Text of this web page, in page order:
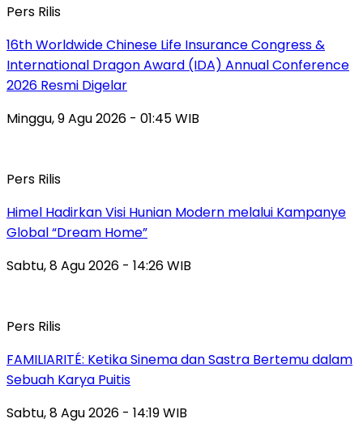
Pers Rilis
16th Worldwide Chinese Life Insurance Congress &
International Dragon Award (IDA) Annual Conference
2026 Resmi Digelar
Minggu, 9 Agu 2026 - 01:45 WIB
Pers Rilis
Himel Hadirkan Visi Hunian Modern melalui Kampanye
Global “Dream Home”
Sabtu, 8 Agu 2026 - 14:26 WIB
Pers Rilis
FAMILIARITÉ: Ketika Sinema dan Sastra Bertemu dalam
Sebuah Karya Puitis
Sabtu, 8 Agu 2026 - 14:19 WIB